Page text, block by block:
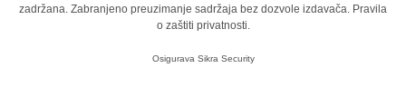
zadržana. Zabranjeno preuzimanje sadržaja bez dozvole izdavača. Pravila
o zaštiti privatnosti.
Osigurava Sikra Security